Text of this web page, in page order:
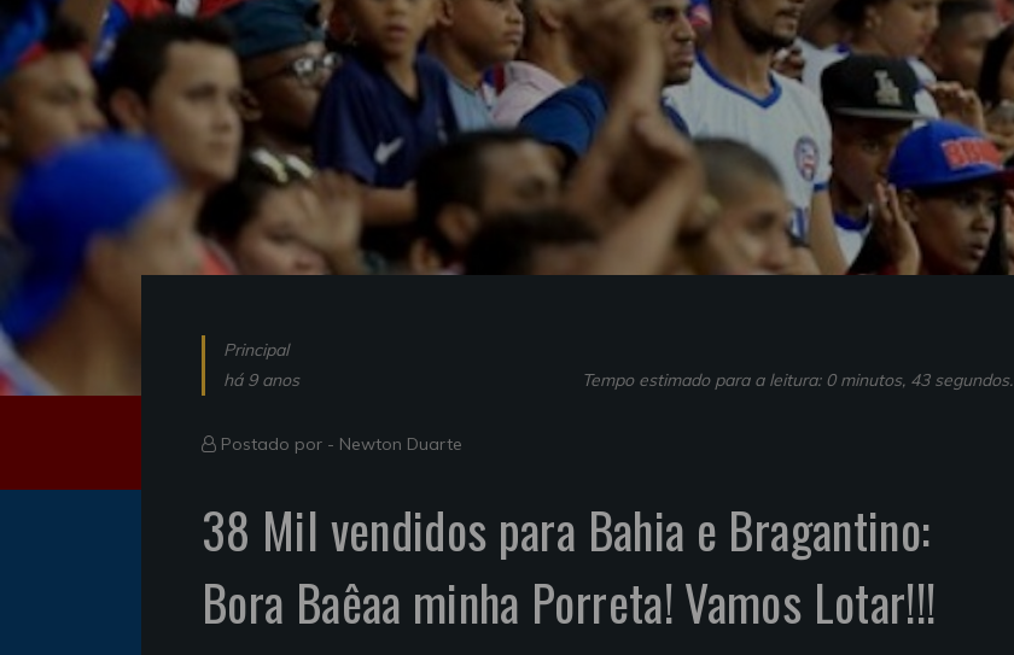
Principal
há 9 anos
Tempo estimado para a leitura: 0 minutos, 43 segundos.
Postado por - Newton Duarte
38 Mil vendidos para Bahia e Bragantino:
Bora Baêaa minha Porreta! Vamos Lotar!!!